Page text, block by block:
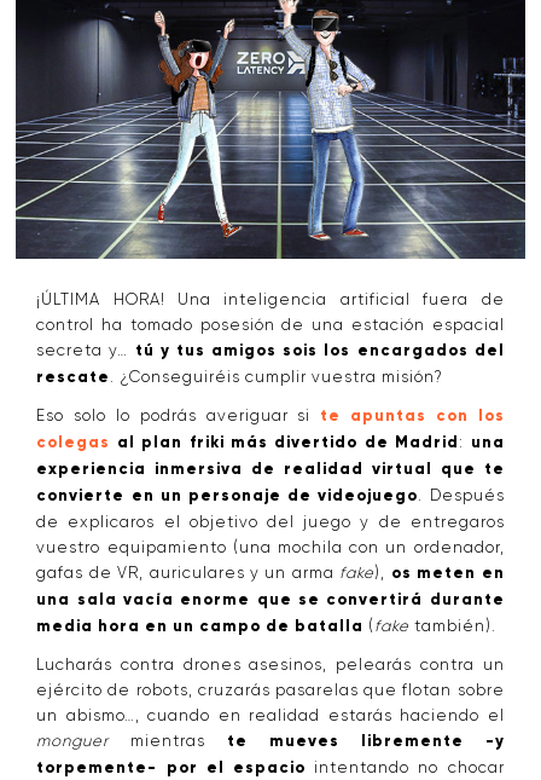
¡ÚLTIMA HORA! Una inteligencia artificial fuera de
control ha tomado posesión de una estación espacial
secreta y… tú y tus amigos sois los encargados del
rescate
. ¿Conseguiréis cumplir vuestra misión?
Eso solo lo podrás averiguar si te apuntas con los
colegas al plan friki más divertido de Madrid : una
experiencia inmersiva de realidad virtual que te
convierte en un personaje de videojuego . Después
de explicaros el objetivo del juego y de entregaros
vuestro equipamiento (una mochila con un ordenador,
gafas de VR, auriculares y un arma fake), os meten en
una sala vacía enorme que se convertirá durante
media hora en un campo de batalla ( fake también).
Lucharás contra drones asesinos, pelearás contra un
ejército de robots, cruzarás pasarelas que flotan sobre
un abismo…, cuando en realidad estarás haciendo el
monguermientras te mueves libremente -y
torpemente- por el espacio intentando no chocar